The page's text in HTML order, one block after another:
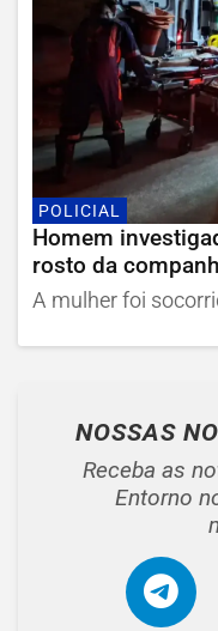
POLICIAL
Homem
rosto da
A mulher foi
NOSSAS
Receba as
Entorno